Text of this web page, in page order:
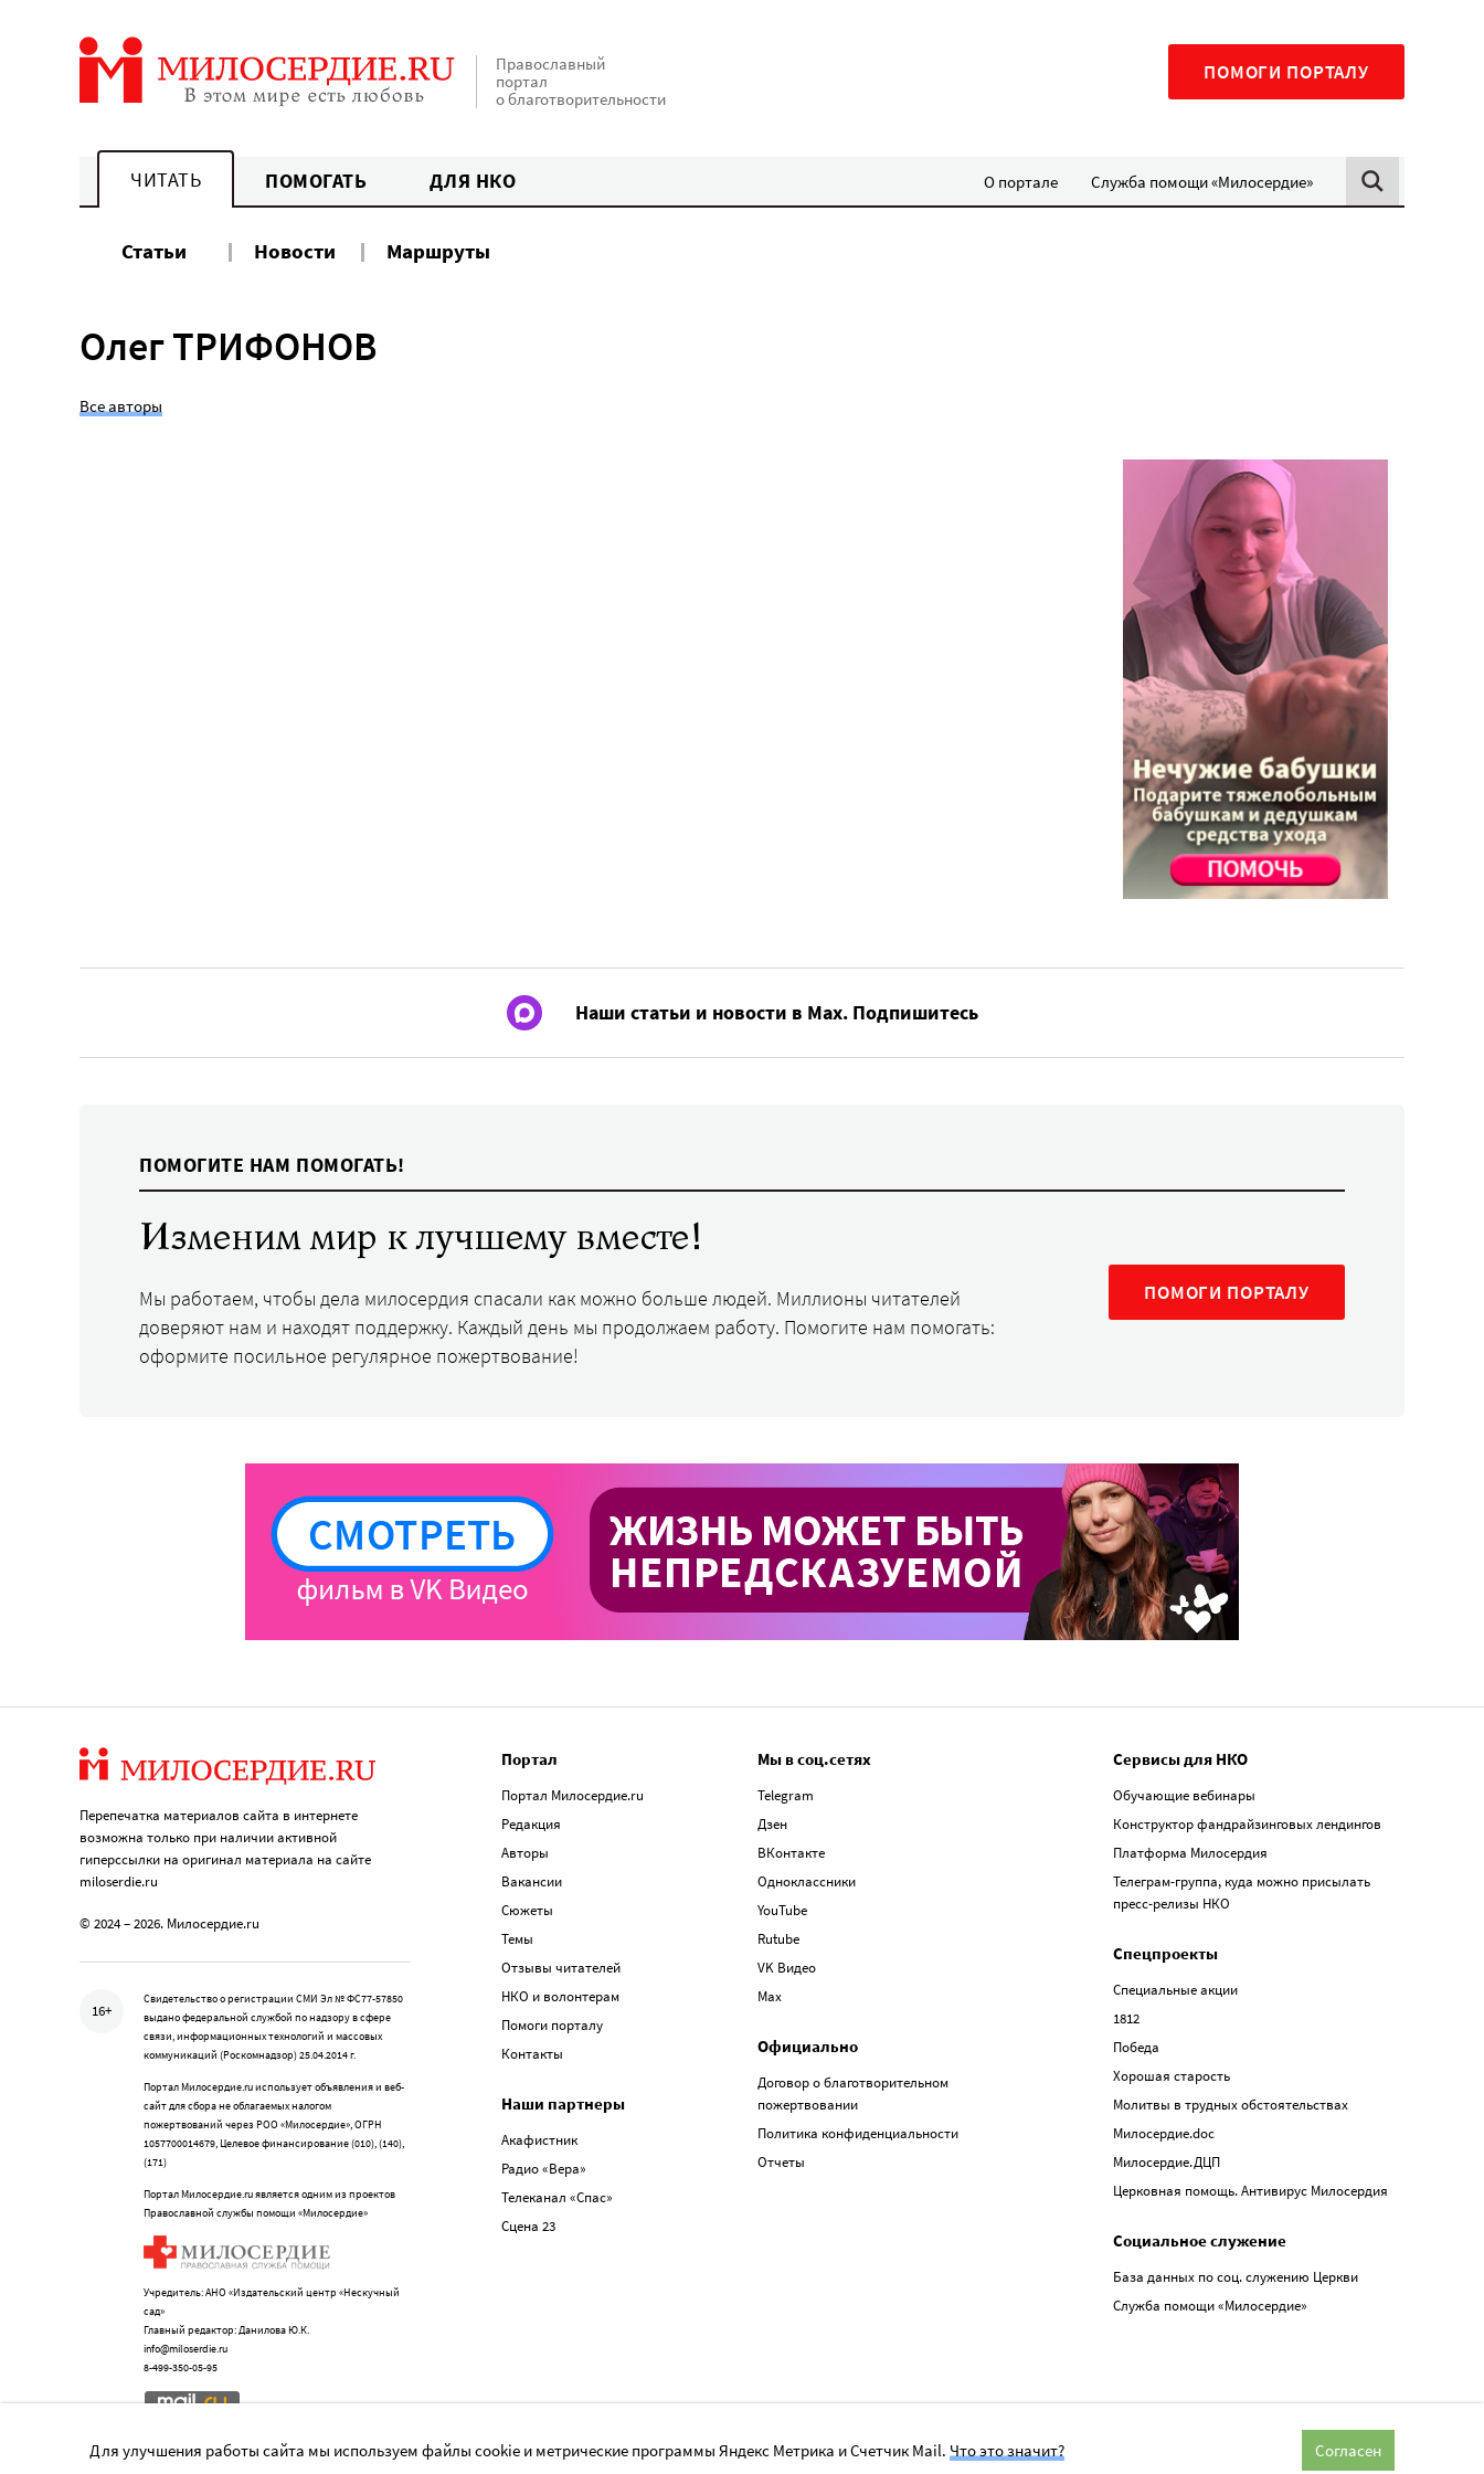
Православный
портал
о благотворительности
ПОМОГИ ПОРТАЛУ
ЧИТАТЬ ПОМОГАТЬ ДЛЯ НКО О портале Служба помощи «Милосердие»
Статьи Новости Маршруты
Олег ТРИФОНОВ
Все авторы
Наши статьи и новости в Max. Подпишитесь
ПОМОГИТЕ НАМ ПОМОГАТЬ!
Изменим мир к лучшему вместе!
Мы работаем, чтобы дела милосердия спасали как можно больше людей. Миллионы читателей
доверяют нам и находят поддержку. Каждый день мы продолжаем работу. Помогите нам помогать:
оформите посильное регулярное пожертвование!
ПОМОГИ ПОРТАЛУ
Перепечатка материалов сайта в интернете
возможна только при наличии активной
гиперссылки на оригинал материала на сайте
miloserdie.ru
© 2024 – 2026. Милосердие.ru
16+
Свидетельство о регистрации СМИ Эл № ФС77-57850
выдано федеральной службой по надзору в сфере
связи, информационных технологий и массовых
коммуникаций (Роскомнадзор) 25.04.2014 г.
Портал Милосердие.ru использует объявления и веб-
сайт для сбора не облагаемых налогом
пожертвований через РОО «Милосердие», ОГРН
1057700014679, Целевое финансирование (010), (140),
(171)
Портал Милосердие.ru является одним из проектов
Православной службы помощи «Милосердие»
Учредитель: АНО «Издательский центр «Нескучный
сад»
Главный редактор: Данилова Ю.К.
info@miloserdie.ru
8-499-350-05-95
Портал
Портал Милосердие.ru
Редакция
Авторы
Вакансии
Сюжеты
Темы
Отзывы читателей
НКО и волонтерам
Помоги порталу
Контакты
Наши партнеры
Акафистник
Радио «Вера»
Телеканал «Спас»
Сцена 23
Мы в соц.сетях
Telegram
Дзен
ВКонтакте
Одноклассники
YouTube
Rutube
VK Видео
Max
Официально
Договор о благотворительном
пожертвовании
Политика конфиденциальности
Отчеты
Сервисы для НКО
Обучающие вебинары
Конструктор фандрайзинговых лендингов
Платформа Милосердия
Телеграм-группа, куда можно присылать
пресс-релизы НКО
Спецпроекты
Специальные акции
1812
Победа
Хорошая старость
Молитвы в трудных обстоятельствах
Милосердие.doc
Милосердие.ДЦП
Церковная помощь. Антивирус Милосердия
Социальное служение
База данных по соц. служению Церкви
Служба помощи «Милосердие»
Для улучшения работы сайта мы используем файлы cookie и метрические программы Яндекс Метрика и Счетчик Mail.Что это значит? Согласен